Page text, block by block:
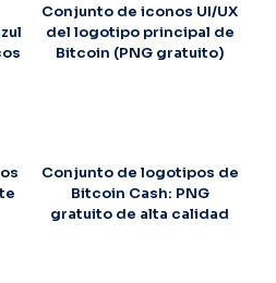
Conjunto de iconos UI/UX
del logotipo principal de
Bitcoin (PNG gratuito)
Conjunto de logotipos de
Bitcoin Cash: PNG
gratuito de alta calidad